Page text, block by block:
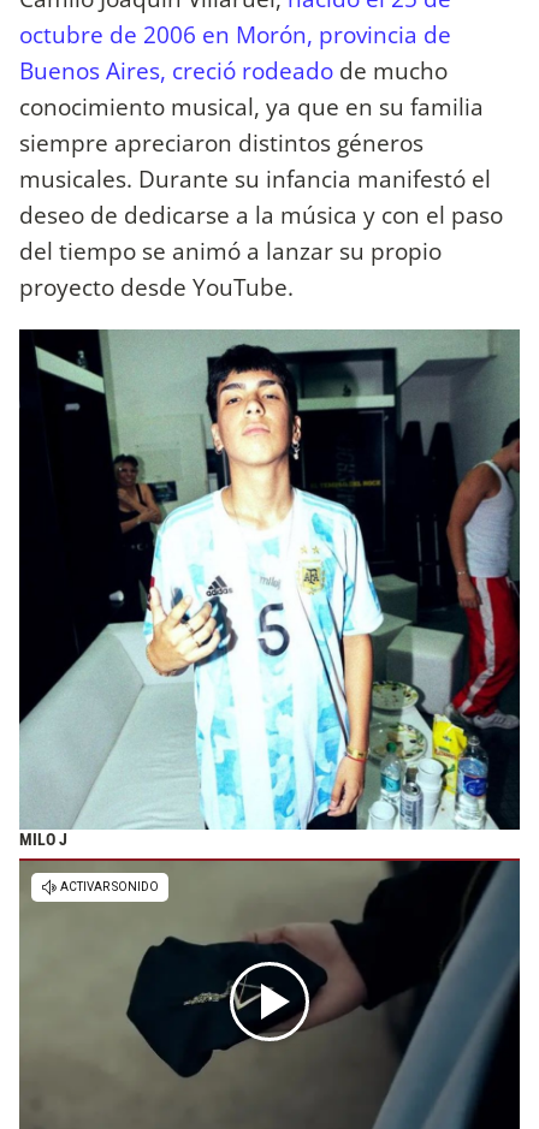
octubre de 2006 en Morón, provincia de
Buenos Aires, creció rodeado de mucho
conocimiento musical, ya que en su familia
siempre apreciaron distintos géneros
musicales. Durante su infancia manifestó el
deseo de dedicarse a la música y con el paso
del tiempo se animó a lanzar su propio
proyecto desde YouTube.
MILO J